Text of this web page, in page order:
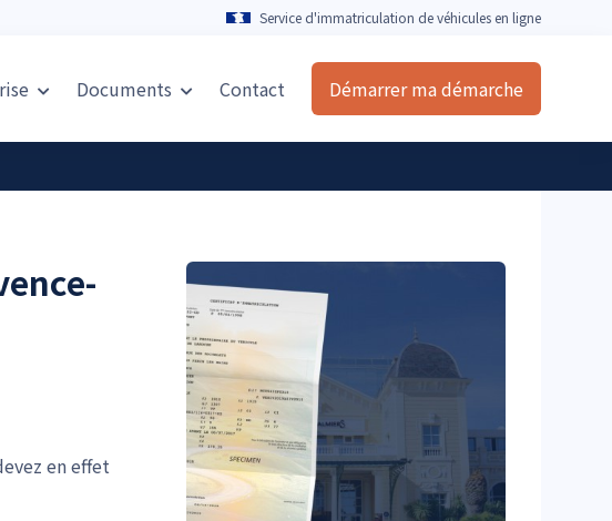
Service d'immatriculation de véhicules en ligne
Documents Contact Démarrer ma démarche
en effet